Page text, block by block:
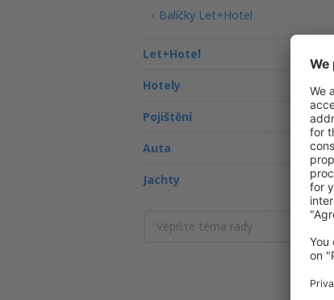
Balíčky Let+Hotel
Let+Hotel
Hotely
Pojištění
Auta
Jachty